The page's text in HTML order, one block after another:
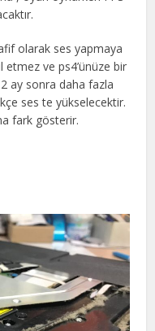
olarak ses yapmaya
ve ps4’ünüze bir
ay sonra daha fazla
ses te yükselecektir.
fark gösterir.